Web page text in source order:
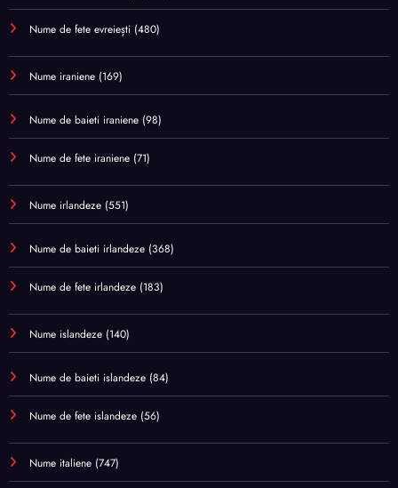
Nume de fete evreiești (480)
Nume iraniene (169)
Nume de baieti iraniene (98)
Nume de fete iraniene (71)
Nume irlandeze (551)
Nume de baieti irlandeze (368)
Nume de fete irlandeze (183)
Nume islandeze (140)
Nume de baieti islandeze (84)
Nume de fete islandeze (56)
Nume italiene (747)